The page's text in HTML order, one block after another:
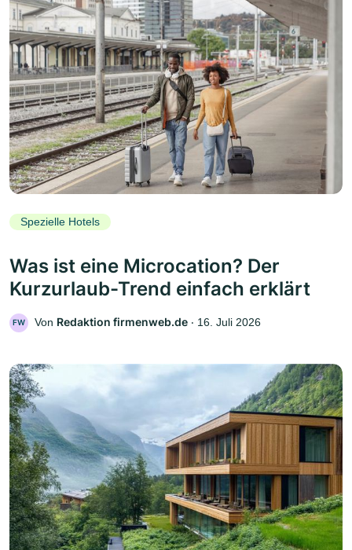
Spezielle Hotels
Was ist eine Microcation? Der
Kurzurlaub-Trend einfach erklärt
FW Von Redaktion firmenweb.de ‧ 16. Juli 2026